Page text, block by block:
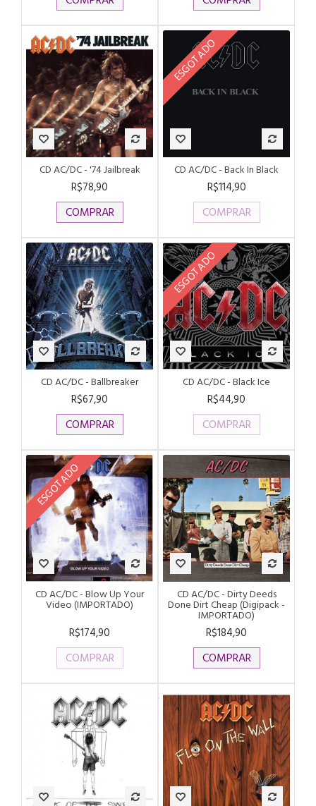
CD AC/DC - '74 Jailbreak
R$78,90
COMPRAR
ESGOTADO
CD AC/DC - Back In Black
R$114,90
COMPRAR
CD AC/DC - Ballbreaker
R$67,90
COMPRAR
ESGOTADO
CD AC/DC - Black Ice
R$44,90
COMPRAR
ESGOTADO
CD AC/DC - Blow Up Your
Video (IMPORTADO)
R$174,90
COMPRAR
CD AC/DC - Dirty Deeds
Done Dirt Cheap (Digipack -
IMPORTADO)
R$184,90
COMPRAR